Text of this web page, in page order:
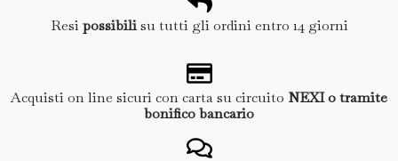
Resipossibilisu tutti gli ordini entro 14 giorni
Acquisti on line sicuri con carta su circuito NEXI o tramite
bonifico bancario